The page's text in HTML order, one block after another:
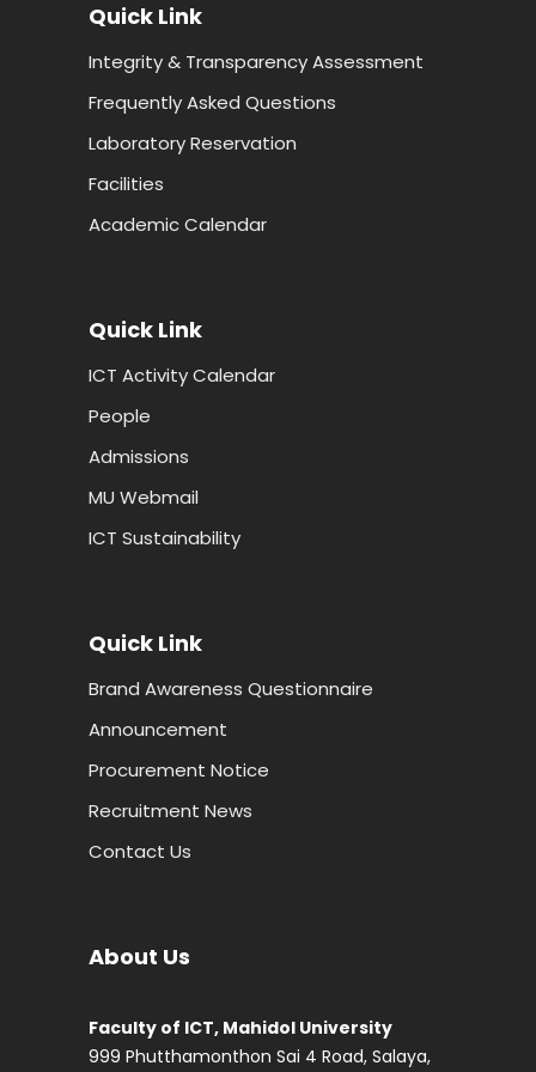
Quick Link
Integrity & Transparency Assessment
Frequently Asked Questions
Laboratory Reservation
Facilities
Academic Calendar
Quick Link
ICT Activity Calendar
People
Admissions
MU Webmail
ICT Sustainability
Quick Link
Brand Awareness Questionnaire
Announcement
Procurement Notice
Recruitment News
Contact Us
About Us
Faculty of ICT, Mahidol University
999 Phutthamonthon Sai 4 Road, Salaya,